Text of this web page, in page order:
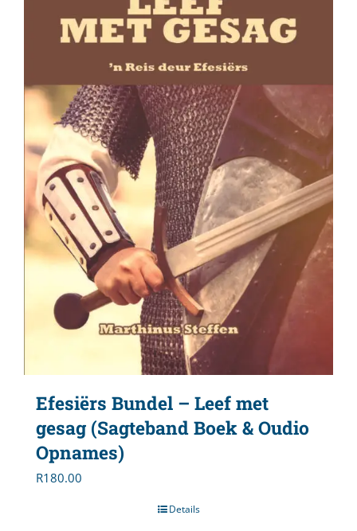
Efesiërs Bundel – Leef met
gesag (Sagteband Boek & Oudio
Opnames)
R180.00
Details